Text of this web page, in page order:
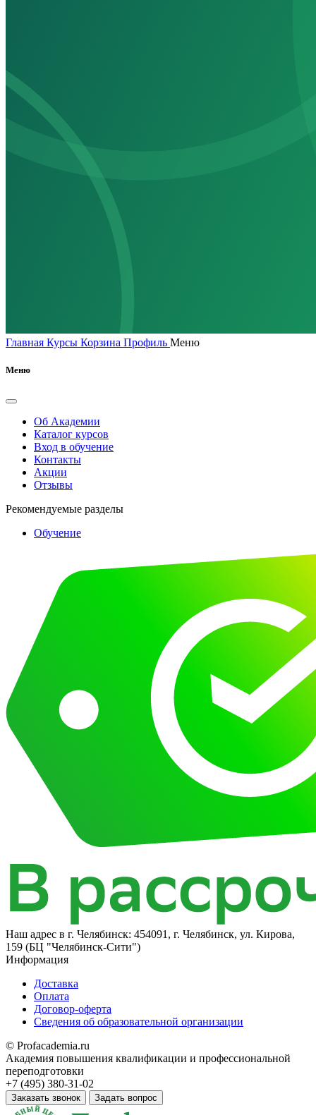
Главная Курсы Корзина Профиль Меню
Меню
Об Академии
Каталог курсов
Вход в обучение
Контакты
Акции
Отзывы
Рекомендуемые разделы
Обучение
Наш адрес в г. Челябинск: 454091, г. Челябинск, ул. Кирова,
159 (БЦ "Челябинск-Сити")
Информация
Доставка
Оплата
Договор-оферта
Сведения об образовательной организации
© Profacademia.ru
Академия повышения квалификации и профессиональной
переподготовки
+7 (495) 380-31-02
Заказать звонок Задать вопрос